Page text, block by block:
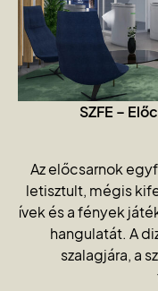
SZFE –
Az előcsarnok
letisztult, mégis
ívek és a fények
hangulatát. A
szalagjára, a